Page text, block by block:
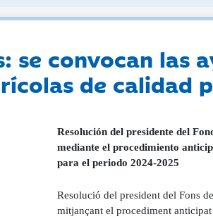
se convocan las
de calidad
Resolución del presidente del
mediante el procedimiento
para el periodo 2024-2025
Resolució del president del Fons
mitjançant el procediment